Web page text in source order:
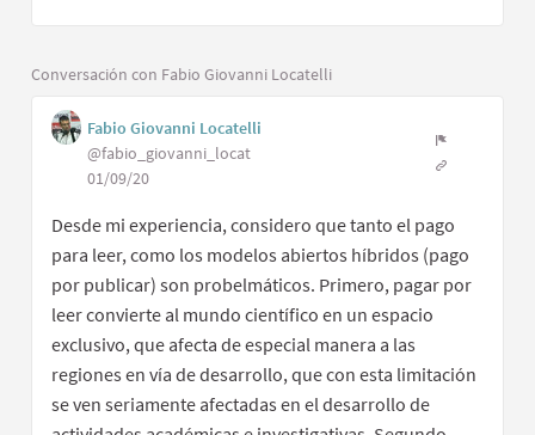
Conversación con Fabio Giovanni Locatelli
Fabio Giovanni Locatelli
@fabio_giovanni_locat
01/09/20
Desde mi experiencia, considero que tanto el pago
para leer, como los modelos abiertos híbridos (pago
por publicar) son probelmáticos. Primero, pagar por
leer convierte al mundo científico en un espacio
exclusivo, que afecta de especial manera a las
regiones en vía de desarrollo, que con esta limitación
se ven seriamente afectadas en el desarrollo de